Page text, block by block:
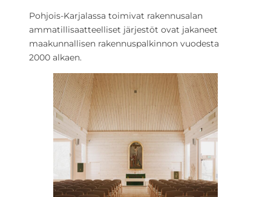
Pohjois-Karjalassa toimivat rakennusalan
ammatillisaatteelliset järjestöt ovat jakaneet
maakunnallisen rakennuspalkinnon vuodesta
2000 alkaen.